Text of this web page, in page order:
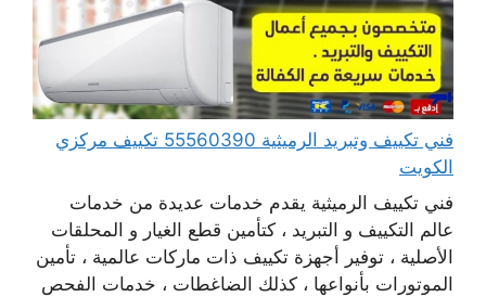
فني تكييف وتبريد الرميثية 55560390 تكييف مركزي
الكويت
فني تكييف الرميثية يقدم خدمات عديدة من خدمات
عالم التكييف و التبريد ، كتأمين قطع الغيار و المحلقات
الأصلية ، توفير أجهزة تكييف ذات ماركات عالمية ، تأمين
الموتورات بأنواعها ، كذلك الضاغطات ، خدمات الفحص